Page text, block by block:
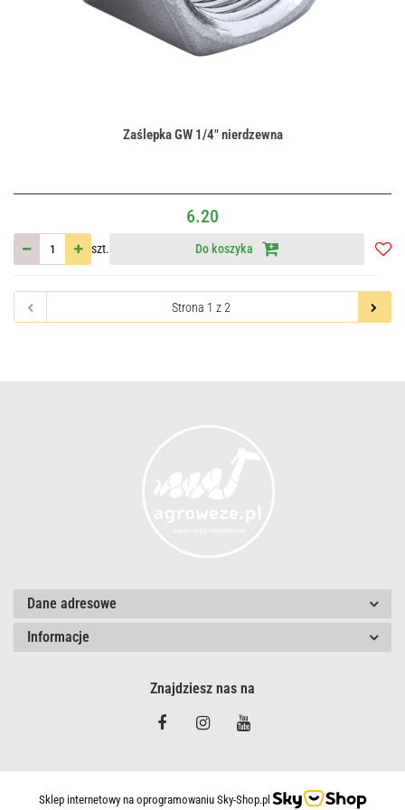
Zaślepka GW 1/4" nierdzewna
6.20
szt. Do koszyka
Dane adresowe
Informacje
Znajdziesz nas na
Sklep internetowy na oprogramowaniu Sky-Shop.pl